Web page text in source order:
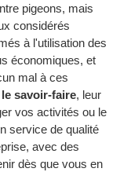
pigeons, mais
considérés
à l'utilisation des
économiques, et
mal à ces
le savoir-faire, leur
vos activités ou le
service de qualité
avec des
dès que vous en